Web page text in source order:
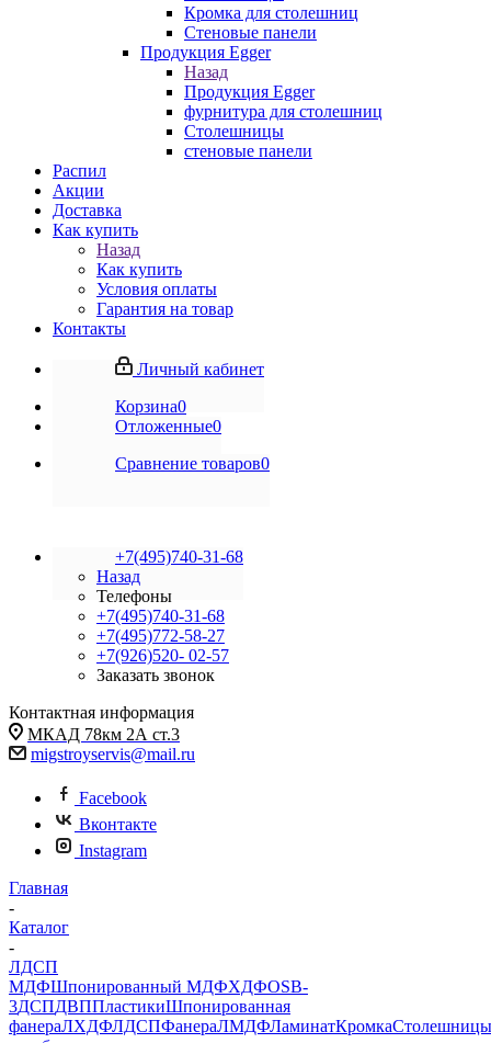
Кромка для столешниц
Стеновые панели
Продукция Egger
Назад
Продукция Egger
фурнитура для столешниц
Столешницы
стеновые панели
Распил
Акции
Доставка
Как купить
Назад
Как купить
Условия оплаты
Гарантия на товар
Контакты
Личный кабинет
Корзина0
Отложенные0
Сравнение товаров0
+7(495)740-31-68
Назад
Телефоны
+7(495)740-31-68
+7(495)772-58-27
+7(926)520- 02-57
Заказать звонок
Контактная информация
МКАД 78км 2А ст.3
migstroyservis@mail.ru
Facebook
Вконтакте
Instagram
Главная
-
Каталог
-
ЛДСП
МДФШпонированный МДФХДФOSB-
3ДСПДВППластикиШпонированная
фанераЛХДФЛДСПФанераЛМДФЛаминатКромкаСтолешницы